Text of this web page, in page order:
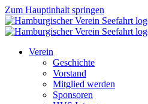
Zum Hauptinhalt springen
Verein
Geschichte
Vorstand
Mitglied werden
Sponsoren